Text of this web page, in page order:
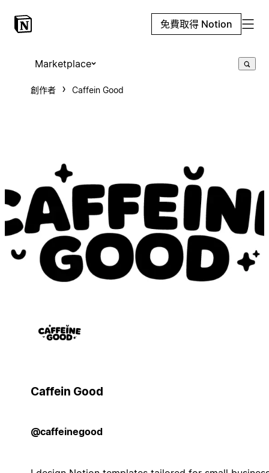
免費取得 Notion
Marketplace
創作者 Caffein Good
Caffein Good
@caffeinegood